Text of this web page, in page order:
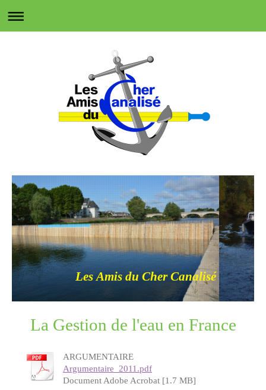
Les Amis du Cher Canalisé
La Gestion de l'eau en France
ARGUMENTAIRE
Argumentaire_2011.pdf
Document Adobe Acrobat [1.7 MB]